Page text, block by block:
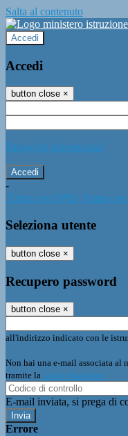
Salta al contenuto
Accedi
Accedi
button close ×
Password dimenticata?
-
Entra con SPID Entra
Seleziona utente
button close ×
Recupero password
button close ×
all'indirizzo indicato con le
Non hai una e-mail associata al
tramite la Login Spaggiari
E-mail inviata, si prega di
Errore